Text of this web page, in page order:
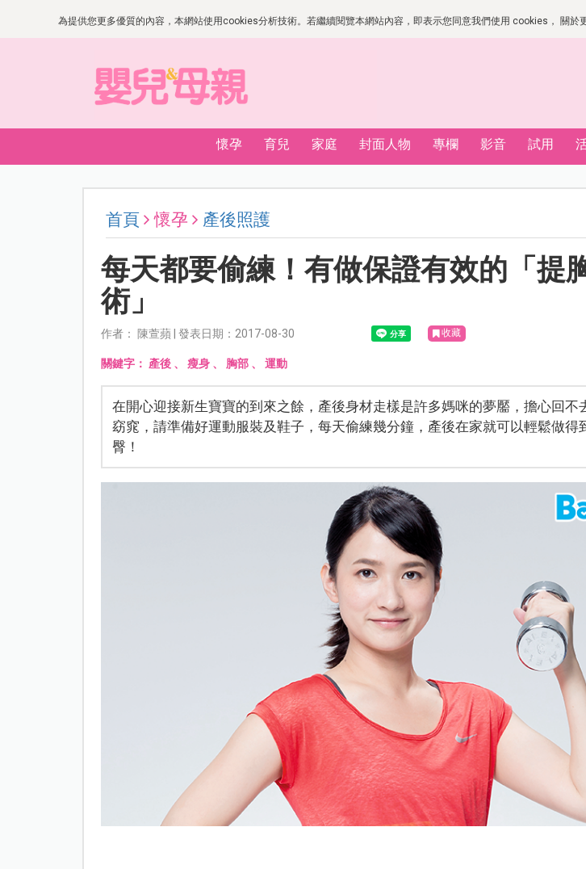
為提供您更多優質的內容，本網站使用cookies分析技術。若繼續閱覽本網站內容，即表示您同意我們使用 cookies， 關於
懷孕 育兒 家庭 封面人物 專欄 影音 試用
首頁 懷孕 產後照護
每天都要偷練！有做保證有效的「提
術」
作者： 陳萱蘋 | 發表日期：2017-08-30 收藏
關鍵字： 產後、 瘦身、 胸部、 運動
在開心迎接新生寶寶的到來之餘，產後身材走樣是許多媽咪的夢靨，擔心回不
窈窕，請準備好運動服裝及鞋子，每天偷練幾分鐘，產後在家就可以輕鬆做得
臀！